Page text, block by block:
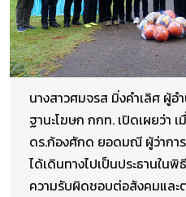
นางสาวศมจรส มิ่งคำเลิศ ผู้อ
ฐานะโฆษก กกท. เปิดเผยว่า
ดร.ก้องศักด ยอดมณี ผู้ว่ากา
ได้เดินทางไปเป็นประธานใน
ความรับผิดชอบต่อสังคมและ